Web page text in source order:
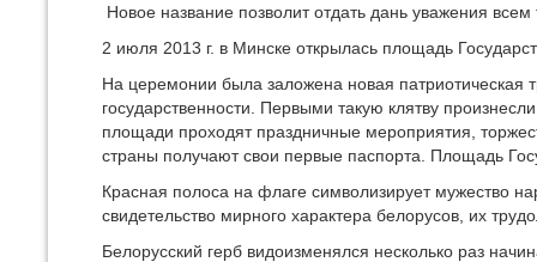
Новое название позволит отдать дань уважения
2 июля 2013 г. в Минске открылась площадь
На церемонии была заложена новая патриотическая
государственности. Первыми такую клятву
площади проходят праздничные мероприятия,
страны получают свои первые паспорта. Площадь
Красная полоса на флаге символизирует мужество
свидетельство мирного характера белорусов, их
Белорусский герб видоизменялся несколько раз